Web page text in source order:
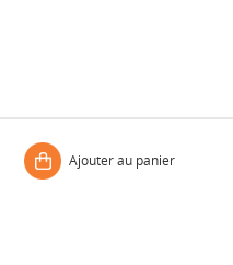
Ajouter au panier